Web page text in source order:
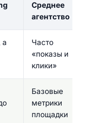
Среднее
агентство
а
Часто
«показы и
клики»
Базовые
метрики
площадки